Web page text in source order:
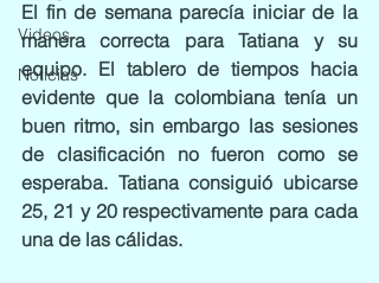
Videos
Noticias
El fin de semana parecía iniciar de la
manera correcta para Tatiana y su
equipo. El tablero de tiempos hacia
evidente que la colombiana tenía un
buen ritmo, sin embargo las sesiones
de clasificación no fueron como se
esperaba. Tatiana consiguió ubicarse
25, 21 y 20 respectivamente para cada
una de las cálidas.